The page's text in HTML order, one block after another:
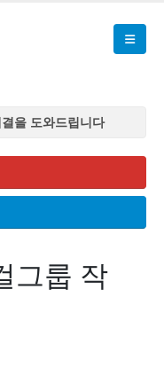
을 도와드립니다
을 도와드립니다
을 도와드립니다
을 도와드립니다
그룹 작